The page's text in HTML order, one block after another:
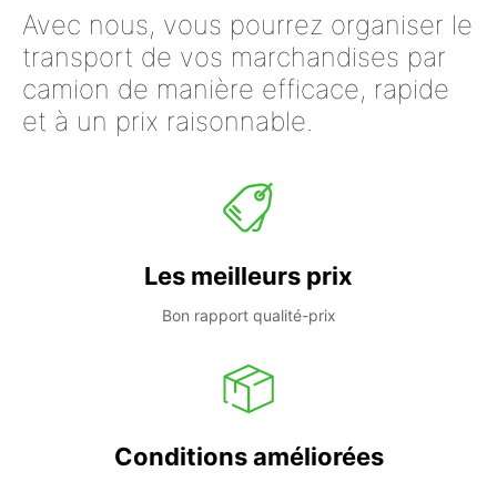
Avec nous, vous pourrez organiser le
transport de vos marchandises par
camion de manière efficace, rapide
et à un prix raisonnable.
Les meilleurs prix
Bon rapport qualité-prix
Conditions améliorées